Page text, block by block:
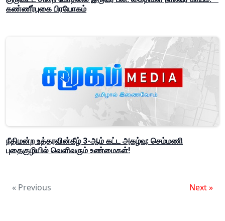
கண்ணீர்புகை பிரயோகம்
நீதிமன்ற உத்தரவின்கீழ் 3-ஆம் கட்ட அகழ்வு: செம்மணி
புதைகுழியில் வெளிவரும் உண்மைகள்!
« Previous Next »